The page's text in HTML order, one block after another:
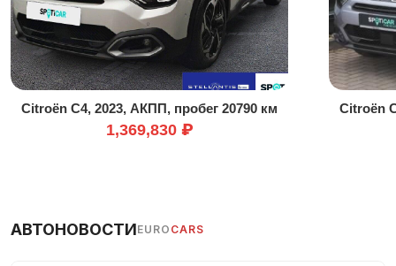
Citroën C4, 2023, АКПП, пробег 20790 км
1,369,830 ₽
Citroën
АВТОНОВОСТИEURO CARS